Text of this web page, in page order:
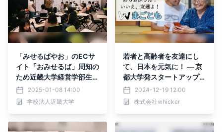
「みせるばやお」のECサ
イト「おみせるば」周知の
ため近畿大学経営学部生が
新たな商品紹介コンテンツ
を提案
2025-01-08 14:00
学校法人近畿大学
若者と高齢者を友達にし
て、日本を元気に！ — 京
都大学発スタートアップ
『まごとも』、新たな一
歩！
2024-12-19 12:00
株式会社whicker